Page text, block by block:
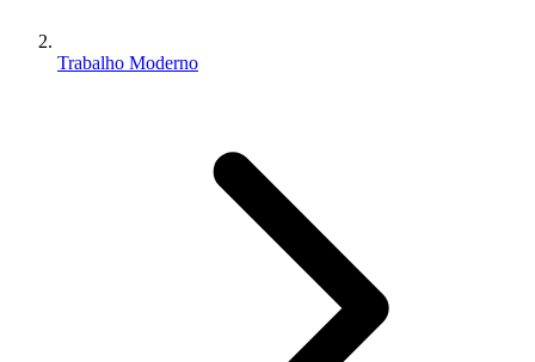
Trabalho Moderno